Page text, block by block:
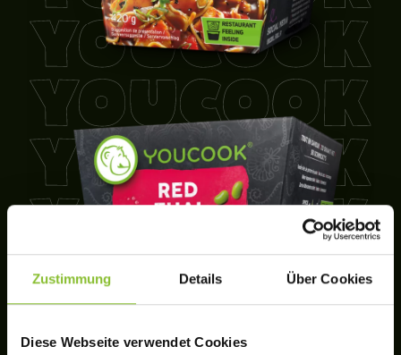
Zustimmung Details Über Cookies
Diese Webseite verwendet Cookies